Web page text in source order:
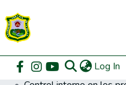
Log In
Communities & Collections
Home Posgrado